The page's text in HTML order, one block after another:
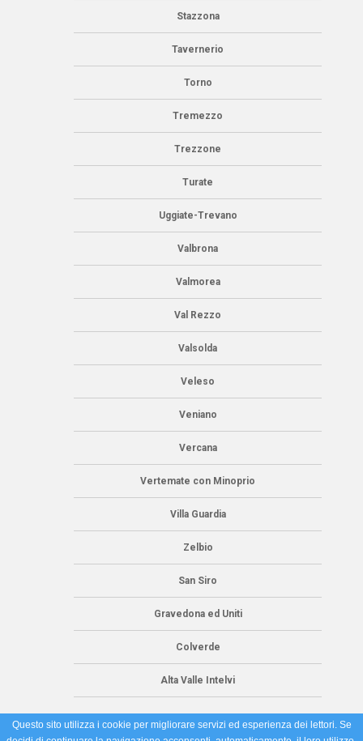
Stazzona
Tavernerio
Torno
Tremezzo
Trezzone
Turate
Uggiate-Trevano
Valbrona
Valmorea
Val Rezzo
Valsolda
Veleso
Veniano
Vercana
Vertemate con Minoprio
Villa Guardia
Zelbio
San Siro
Gravedona ed Uniti
Colverde
Alta Valle Intelvi
Questo sito utilizza i cookie per migliorare servizi ed esperienza dei lettori. Se